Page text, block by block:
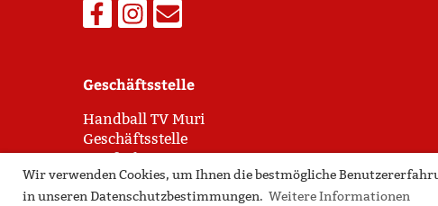
Wir verwenden Cookies, um Ihnen die bestmögliche
in unseren Datenschutzbestimmungen. Weitere Informationen
Geschäftsstelle
Handball TV Muri
Geschäftsstelle
Postfach 158 | 5630 Muri
M - 079 814 54 33 |geschaeftsstelle@tvmuri.ch